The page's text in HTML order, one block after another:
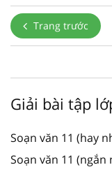
Trang trước
Giải bài tập
Soạn văn 11 (hay
Soạn văn 11 (ngắn